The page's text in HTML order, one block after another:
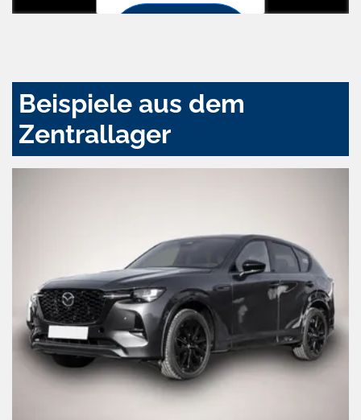
Beispiele aus dem
Zentrallager